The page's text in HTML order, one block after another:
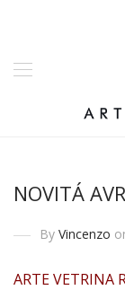
NOVITÁ
By Vincenzo
ARTE VETRINA